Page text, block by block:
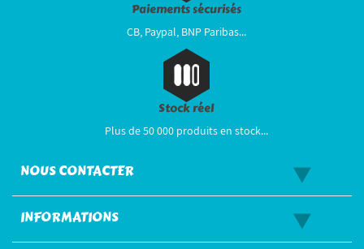
Paiements sécurisés
CB, Paypal, BNP Paribas...
Stock réel
Plus de 50 000 produits en stock...
NOUS CONTACTER
INFORMATIONS